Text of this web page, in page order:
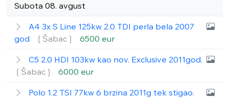
Subota 08. avgust
A4 3x S Line 125kw 2.0 TDI perla bela 2007
god
❲Šabac❳ 6500 eur
C5 2.0 HDI 103kw kao nov. Exclusive 2011god.
❲Šabac❳
6000 eur
Polo 1.2 TSI 77kw 6 brzina 2011g tek stigao.